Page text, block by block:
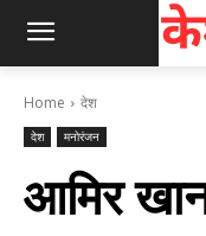
Home देश
देश मनोरंजन
आमिर